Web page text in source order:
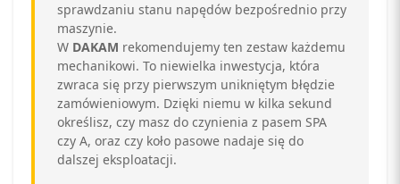
sprawdzaniu stanu napędów bezpośrednio przy
maszynie.
W DAKAM rekomendujemy ten zestaw każdemu
mechanikowi. To niewielka inwestycja, która
zwraca się przy pierwszym unikniętym błędzie
zamówieniowym. Dzięki niemu w kilka sekund
określisz, czy masz do czynienia z pasem SPA
czy A, oraz czy koło pasowe nadaje się do
dalszej eksploatacji.